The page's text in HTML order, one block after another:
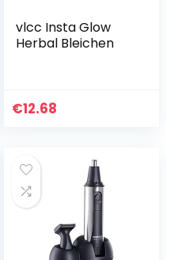
vlcc Insta Glow
Herbal Bleichen
€12.68